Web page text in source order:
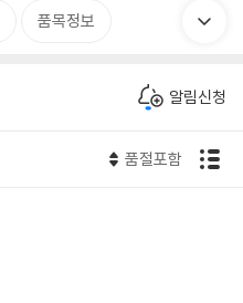
품목정보
알림신청
품절포함